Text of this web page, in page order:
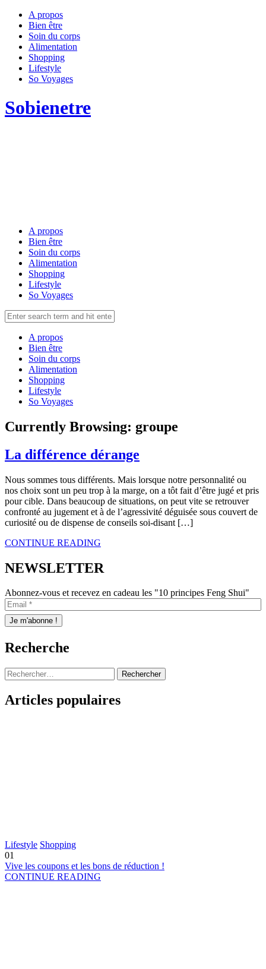
A propos
Bien être
Soin du corps
Alimentation
Shopping
Lifestyle
So Voyages
Sobienetre
A propos
Bien être
Soin du corps
Alimentation
Shopping
Lifestyle
So Voyages
A propos
Bien être
Soin du corps
Alimentation
Shopping
Lifestyle
So Voyages
Currently Browsing: groupe
La différence dérange
Nous sommes tous différents. Mais lorsque notre personnalité ou
nos choix sont un peu trop à la marge, on a tôt fait d’être jugé et pris
pour cible. Dans beaucoup de situations, on peut vite se retrouver
confronté au jugement et à de l’agressivité déguisée sous couvert de
curiosité ou de dispense de conseils soi-disant […]
CONTINUE READING
NEWSLETTER
Abonnez-vous et recevez en cadeau les "10 principes Feng Shui"
Recherche
Rechercher :
Articles populaires
Lifestyle Shopping
01
Vive les coupons et les bons de réduction !
CONTINUE READING